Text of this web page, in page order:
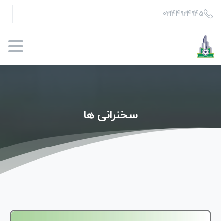
02144924945
سخنرانی ها